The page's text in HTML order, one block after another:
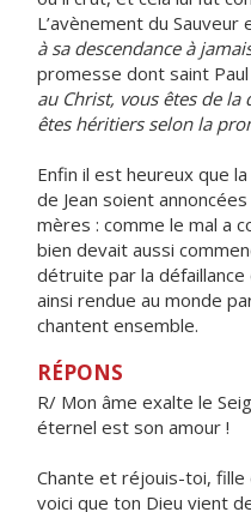
L’avènement du
à sa descendance à
promesse dont saint
au Christ, vous êtes de la
êtes héritiers selon la
Enfin il est heureux que
de Jean soient
mères : comme le mal a
bien devait aussi
détruite par la
ainsi rendue au monde
chantent ensemble.
RÉPONS
R/ Mon âme exalte le
éternel est son amour !
Chante et réjouis-toi, fille
voici que ton Dieu vient